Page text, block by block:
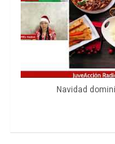
Navidad